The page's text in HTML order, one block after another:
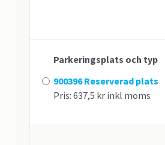
Parkeringsplats och typ
900396 Reserverad plats
Pris: 637,5 kr inkl moms